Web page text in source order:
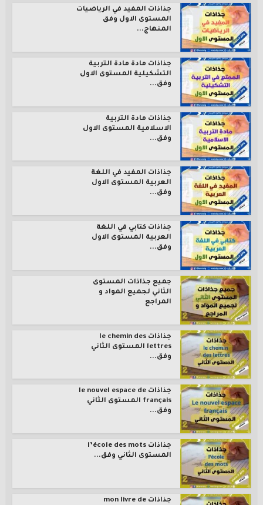
جذاذات المفيد في الرياضيات
المستوى الاول وفق
المنهاج...
جذاذات مادة مادة التربية
التشكيلية المستوى الاول
وفق...
جذاذات مادة التربية
الاسلامية المستوى الاول
وفق...
جذاذات المفيد في اللغة
العربية المستوى الاول
وفق...
جذاذات كتابي في اللغة
العربية المستوى الاول
وفق...
جميع جذاذات المستوى
الثاني لجميع المواد و
المراجع
جذاذات le chemin des
lettres المستوى الثاني
وفق...
جذاذات le nouvel espace de
français المستوى الثاني
وفق...
جذاذات l’école des mots
المستوى الثاني وفق...
جذاذات mon livre de